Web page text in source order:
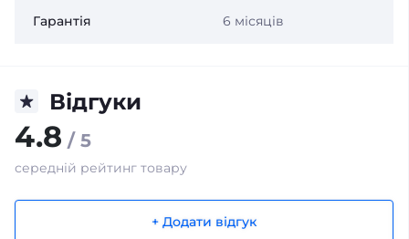
Гарантія 6 місяців
Відгуки
4.8 / 5
середній рейтинг товару
+ Додати відгук